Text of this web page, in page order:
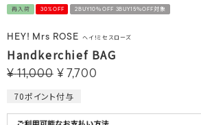
再入荷 30%OFF 2BUY10％OFF 3BUY15％OFF対象
HEY! Mrs ROSE ヘイ！ミセスローズ
Handkerchief BAG
¥ 11,000 ¥ 7,700
70ポイント付与